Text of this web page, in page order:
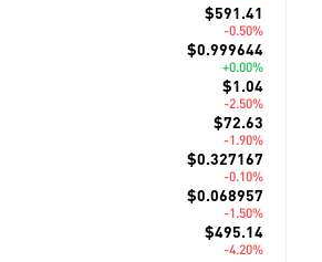
$591.41
-0.50%
$0.999644
+0.00%
$1.04
-2.50%
$72.63
-1.90%
$0.327167
-0.10%
$0.068957
-1.50%
$495.14
-4.20%